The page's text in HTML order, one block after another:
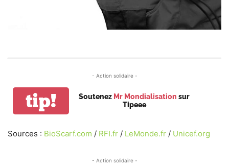
- Action solidaire -
tip! Soutenez Mr Mondialisation sur
Tipeee
Sources : BioScarf.com / RFI.fr / LeMonde.fr / Unicef.org
- Action solidaire -